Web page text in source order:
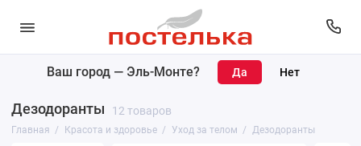
Ваш город — Эль-Монте?
Дезодоранты 12 товаров
Главная Красота и здоровье Уход за телом Дезодоранты
Карандаши для губ, глаз и бровей
Макияж